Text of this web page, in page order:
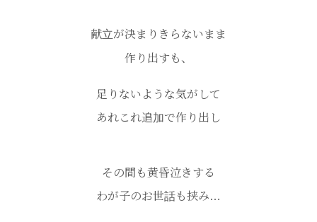
献立が決まりきらないまま
作り出すも、
足りないような気がして
あれこれ追加で作り出し
その間も黄昏泣きする
わが子のお世話も挟み…